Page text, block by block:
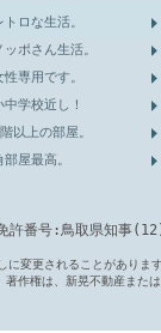
トロな生活。
ッポさん生活。
性専用です。
中学校近し！
以上の部屋。
部屋最高。
許番号:鳥取県知事
に変更されることがありま
作権は、新晃不動産また